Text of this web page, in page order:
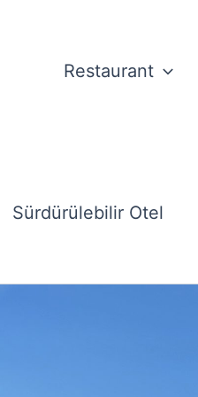
Restaurant
Sürdürülebilir Otel
9 oda bulunuyor.